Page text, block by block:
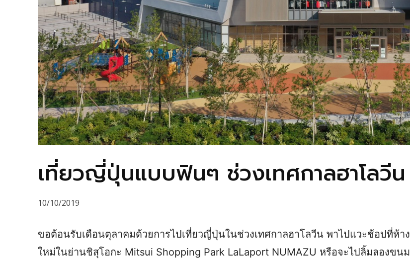
เที่ยวญี่ปุ่นแบบฟินๆ ช่วงเทศกาลฮาโลวีน
10/10/2019
ขอต้อนรับเดือนตุลาคมด้วยการไปเที่ยวญี่ปุ่นในช่วงเทศกาลฮาโลวีน พาไปแวะช้อปที่ห้าง
ใหม่ในย่านชิสุโอกะ Mitsui Shopping Park LaLaport NUMAZU หรือจะไปลิ้มลองขนม